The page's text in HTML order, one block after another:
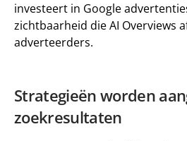
investeert in Google
zichtbaarheid die AI Overviews
adverteerders.
Strategieën worden
zoekresultaten